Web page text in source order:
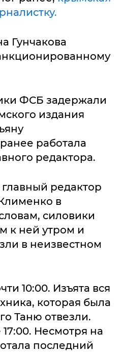
Гунчакова
ФСБ задержали
издания
работала
редактора.
редактор
в
силовики
к ней утром и
в неизвестном
10:00. Изъята вся
которая была
Таню отвезли.
Несмотря на
последний